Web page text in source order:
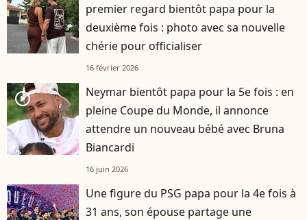
premier regard bientôt papa pour la
deuxième fois : photo avec sa nouvelle
chérie pour officialiser
16 février 2026
player2
Neymar bientôt papa pour la 5e fois : en
pleine Coupe du Monde, il annonce
attendre un nouveau bébé avec Bruna
Biancardi
16 juin 2026
Une figure du PSG papa pour la 4e fois à
31 ans, son épouse partage une